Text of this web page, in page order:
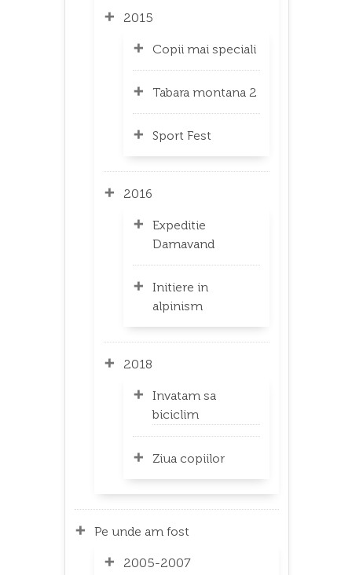
2015
Copii mai speciali
Tabara montana 2
Sport Fest
2016
Expeditie
Damavand
Initiere in
alpinism
2018
Invatam sa
biciclim
Ziua copiilor
Pe unde am fost
2005-2007